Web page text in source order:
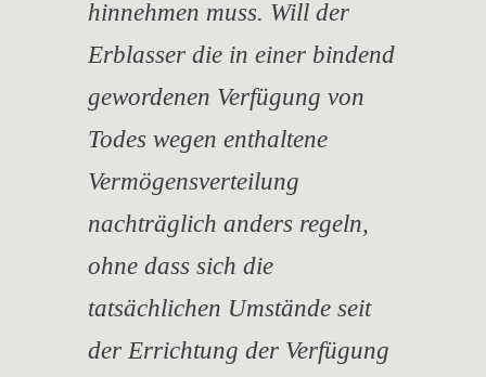
hinnehmen muss. Will der
Erblasser die in einer bindend
gewordenen Verfügung von
Todes wegen enthaltene
Vermögensverteilung
nachträglich anders regeln,
ohne dass sich die
tatsächlichen Umstände seit
der Errichtung der Verfügung